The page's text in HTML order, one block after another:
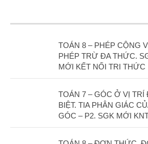
Mặt nón-mặt trụ-mặt cầu
PT mặt phẳng
TOÁN 8 – PHÉP CỘNG
PHÉP TRỪ ĐA THỨC.
MỚI KẾT NỐI TRI THỨC
TOÁN 7 – GÓC Ở VỊ TRÍ
BIỆT. TIA PHÂN GIÁC
GÓC – P2. SGK MỚI